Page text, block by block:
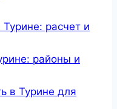
расчет и
районы и
в Турине для